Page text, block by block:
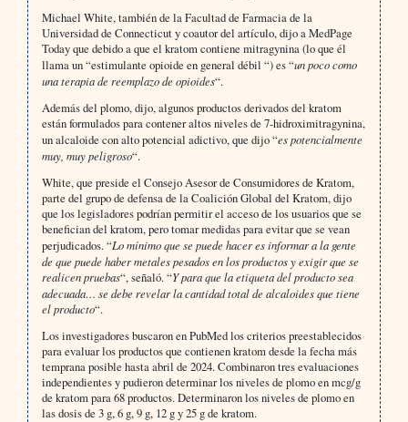
Michael White, también de la Facultad de Farmacia de la
Universidad de Connecticut y coautor del artículo, dijo a MedPage
Today que debido a que el kratom contiene mitragynina (lo que él
llama un “estimulante opioide en general débil “) es “un poco como
una terapia de reemplazo de opioides“.
Además del plomo, dijo, algunos productos derivados del kratom
están formulados para contener altos niveles de 7-hidroximitragynina,
un alcaloide con alto potencial adictivo, que dijo “es potencialmente
muy, muy peligroso“.
White, que preside el Consejo Asesor de Consumidores de Kratom,
parte del grupo de defensa de la Coalición Global del Kratom, dijo
que los legisladores podrían permitir el acceso de los usuarios que se
benefician del kratom, pero tomar medidas para evitar que se vean
perjudicados. “Lo mínimo que se puede hacer es informar a la gente
de que puede haber metales pesados en los productos y exigir que se
realicen pruebas“, señaló. “Y para que la etiqueta del producto sea
adecuada… se debe revelar la cantidad total de alcaloides que tiene
el producto“.
Los investigadores buscaron en PubMed los criterios preestablecidos
para evaluar los productos que contienen kratom desde la fecha más
temprana posible hasta abril de 2024. Combinaron tres evaluaciones
independientes y pudieron determinar los niveles de plomo en mcg/g
de kratom para 68 productos. Determinaron los niveles de plomo en
las dosis de 3 g, 6 g, 9 g, 12 g y 25 g de kratom.